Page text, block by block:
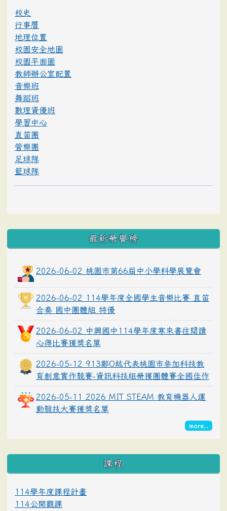
校史
行事曆
地理位置
校園安全地圖
校園平面圖
教師辦公室配置
音樂班
舞蹈班
數理資優班
學習中心
直笛團
管樂團
足球隊
籃球隊
最新榮譽榜
2026-06-02 桃園市第66屆中小學科學展覽會
2026-06-02 114學年度全國學生音樂比賽 直笛
合奏 國中團體組 特優
2026-06-02 中興國中114學年度寒來書往閱讀
心得比賽獲獎名單
2026-05-12 913鄭O紘代表桃園市參加科技教
育創意實作競賽-資訊科技組榮獲團體賽全國佳作
2026-05-11 2026 MIT STEAM 教育機器人運
動競技大賽獲獎名單
more...
課程
114學年度課程計畫
114公開觀課